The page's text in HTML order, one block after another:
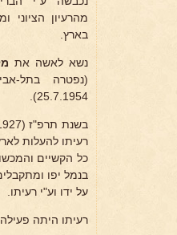
מהרעיון
בארץ.
נשא לאשה את
(נפטרה בתל-
25.7.1954).
רעיתו להעלות
כל הקשיים
בנמל יפו
על ידו וע"י רעיתו.
רעיתו היתה פעילה